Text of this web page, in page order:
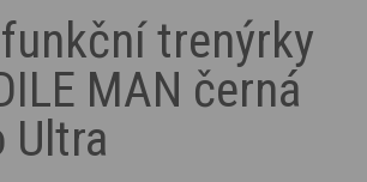
trenýrky
MAN černá
Ultra